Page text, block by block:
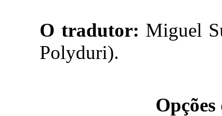
O tradutor: Miguel
Polyduri).